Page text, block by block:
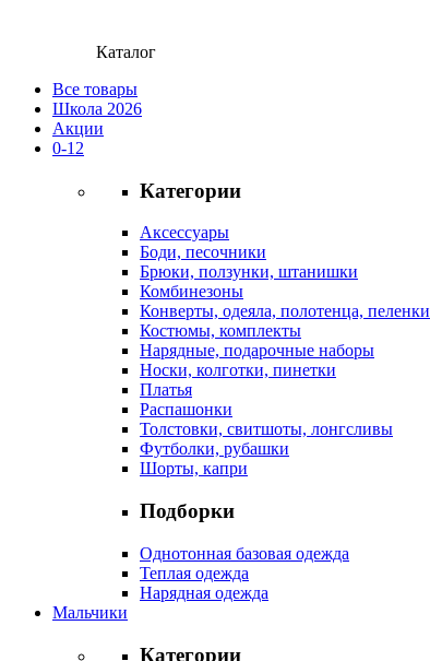
Каталог
Все товары
Школа 2026
Акции
0-12
Категории
Аксессуары
Боди, песочники
Брюки, ползунки, штанишки
Комбинезоны
Конверты, одеяла, полотенца, пеленки
Костюмы, комплекты
Нарядные, подарочные наборы
Носки, колготки, пинетки
Платья
Распашонки
Толстовки, свитшоты, лонгсливы
Футболки, рубашки
Шорты, капри
Подборки
Однотонная базовая одежда
Теплая одежда
Нарядная одежда
Мальчики
Категории